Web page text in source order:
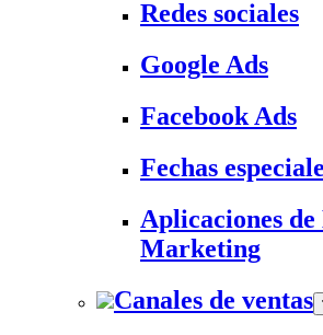
Redes sociales
Google Ads
Facebook Ads
Fechas
Aplicaciones
Marketing
Canales de ventas